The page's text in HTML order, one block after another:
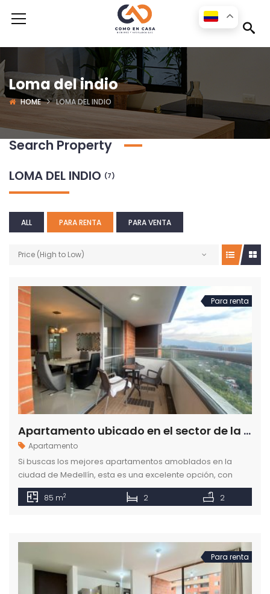
Loma del indio
HOME LOMA DEL INDIO
Search Property
LOMA DEL INDIO (7)
ALL PARA RENTA PARA VENTA
Price (High to Low)
Para renta
Apartamento ubicado en el sector de la Loma del Indio en la ciudad de Medellín
Apartamento
Si buscas los mejores apartamentos amoblados en la
ciudad de Medellín, esta es una excelente opción, con
vista a la ciudad y todas las comodidades que necesitas.
85 m2 2 2
Para renta